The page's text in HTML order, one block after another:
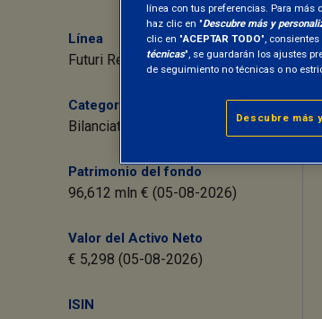
Línea
Futuri Responsabili
Categoría Assogestioni
Bilanciati Obbligazionari
Patrimonio del fondo
96,612 mln € (05-08-2026)
Valor del Activo Neto
€ 5,298 (05-08-2026)
ISIN
línea con tus preferencias. Para más
haz clic en "Descubre más y
clic en "ACEPTAR TODO",
técnicas", se guardarán los ajustes
de seguimiento no técnicas o no
Descubre más